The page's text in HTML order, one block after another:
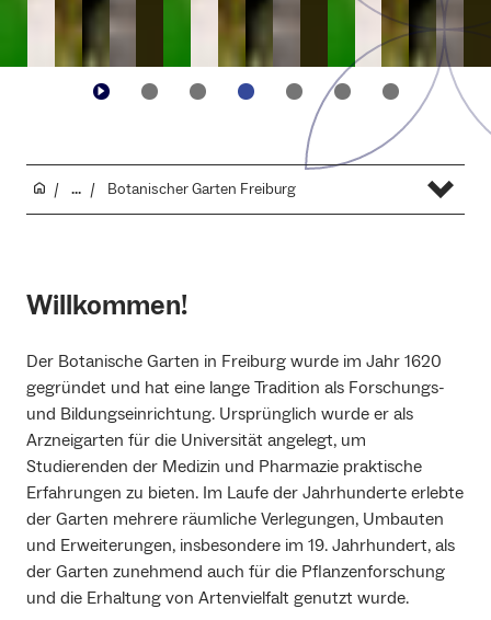
... Botanischer Garten Freiburg
Willkommen!
Der Botanische Garten in Freiburg wurde im Jahr 1620
gegründet und hat eine lange Tradition als Forschungs-
und Bildungseinrichtung. Ursprünglich wurde er als
Arzneigarten für die Universität angelegt, um
Studierenden der Medizin und Pharmazie praktische
Erfahrungen zu bieten. Im Laufe der Jahrhunderte erlebte
der Garten mehrere räumliche Verlegungen, Umbauten
und Erweiterungen, insbesondere im 19. Jahrhundert, als
der Garten zunehmend auch für die Pflanzenforschung
und die Erhaltung von Artenvielfalt genutzt wurde.